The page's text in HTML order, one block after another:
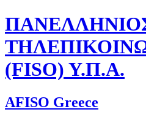
Skip
to
content
(FISO) Υ.Π.Α.
AFISO Greece